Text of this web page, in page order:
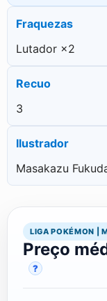
Fraquezas
Lutador ×2
Recuo
3
Ilustrador
Masakazu
LIGA POKÉMON |
Preço
?